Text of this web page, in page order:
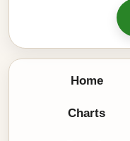
Home
Charts